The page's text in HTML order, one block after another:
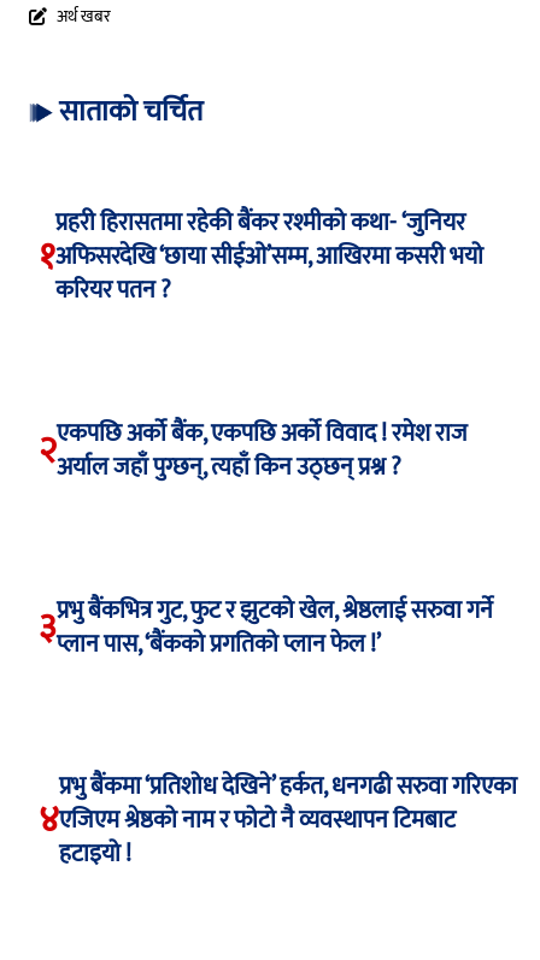
अर्थ खबर
साताको चर्चित
१
प्रहरी हिरासतमा रहेकी बैंकर रश्मीको कथा- ‘जुनियर
अफिसरदेखि ‘छाया सीईओ’सम्म, आखिरमा कसरी भयो
करियर पतन ?
२एकपछि अर्को बैंक, एकपछि अर्को विवाद ! रमेश राज
अर्याल जहाँ पुग्छन्, त्यहाँ किन उठ्छन् प्रश्न ?
३प्रभु बैंकभित्र गुट, फुट र झुटको खेल, श्रेष्ठलाई सरुवा गर्ने
प्लान पास, ‘बैंकको प्रगतिको प्लान फेल !’
४
प्रभु बैंकमा ‘प्रतिशोध देखिने’ हर्कत, धनगढी सरुवा गरिएका
एजिएम श्रेष्ठको नाम र फोटो नै व्यवस्थापन टिमबाट
हटाइयो !